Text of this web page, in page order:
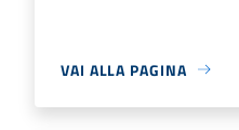
VAI ALLA PAGINA